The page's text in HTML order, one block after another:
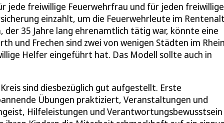
jede freiwillige Feuerwehrfrau und für jeden
einzahlt, um die Feuerwehrleute im
35 Jahre lang ehrenamtlich tätig war, könnte eine
und Frechen sind zwei von wenigen Städten im
Helfer eingeführt hat. Das Modell sollte auch in
sind diesbezüglich gut aufgestellt. Erste
Übungen praktiziert, Veranstaltungen und
Hilfeleistungen und Verantwortungsbewusstsein